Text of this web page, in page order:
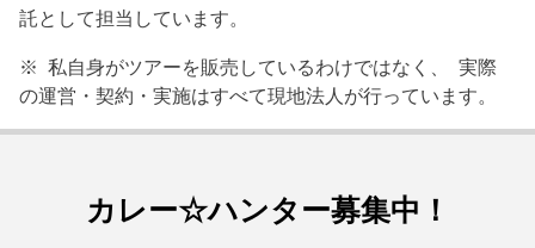
託として担当しています。
※ 私自身がツアーを販売しているわけではなく、 実際
の運営・契約・実施はすべて現地法人が行っています。
カレー☆ハンター募集中！